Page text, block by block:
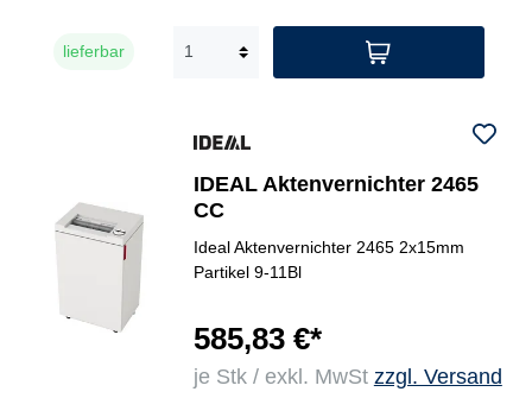
lieferbar
IDEAL Aktenvernichter 2465
CC
Ideal Aktenvernichter 2465 2x15mm
Partikel 9-11Bl
585,83 €*
je Stk / exkl. MwSt zzgl. Versand